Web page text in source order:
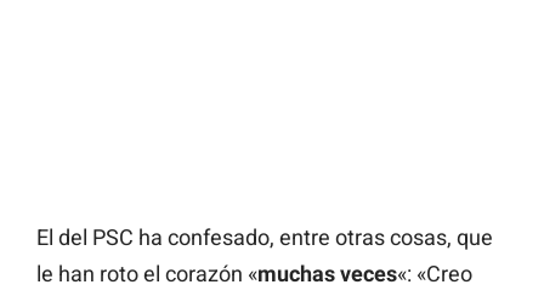
El del PSC ha confesado, entre otras cosas, que
le han roto el corazón «muchas veces«: «Creo